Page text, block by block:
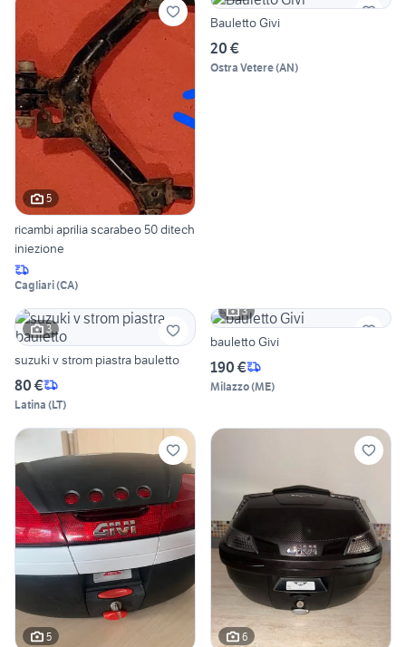
5
ricambi aprilia scarabeo 50 ditech
iniezione
Cagliari(CA)
Bauletto Givi
20 €
Ostra Vetere(AN)
3
suzuki v strom piastra bauletto
80 €
Latina (LT)
3
bauletto Givi
190 €
Milazzo(ME)
5 6